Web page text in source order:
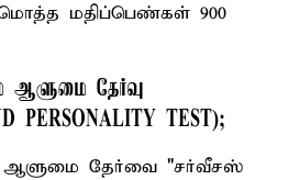
மொத்த மதிப்பெண்கள் 900
ஆளுமை தேர்வு
PERSONALITY TEST);
ஆளுமை தேர்வை "சர்வீசஸ்